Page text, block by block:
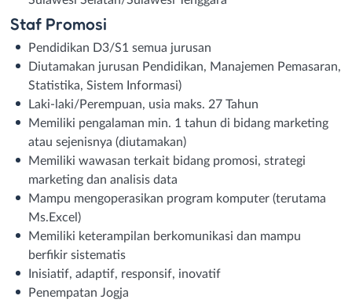
Staf Promosi
Pendidikan D3/S1 semua jurusan
Diutamakan jurusan Pendidikan, Manajemen Pemasaran,
Statistika, Sistem Informasi)
Laki-laki/Perempuan, usia maks. 27 Tahun
Memiliki pengalaman min. 1 tahun di bidang marketing
atau sejenisnya (diutamakan)
Memiliki wawasan terkait bidang promosi, strategi
marketing dan analisis data
Mampu mengoperasikan program komputer (terutama
Ms.Excel)
Memiliki keterampilan berkomunikasi dan mampu
berfikir sistematis
Inisiatif, adaptif, responsif, inovatif
Penempatan Jogja